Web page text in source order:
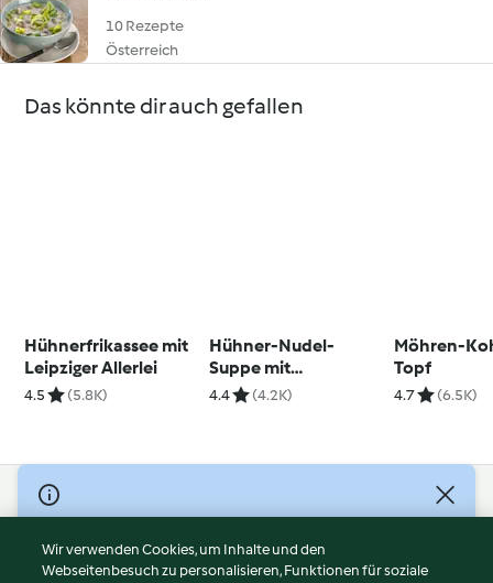
10 Rezepte
Österreich
Das könnte dir auch gefallen
Hühnerfrikassee mit
Leipziger Allerlei
4.5 (5.8K)
Hühner-Nudel-
Suppe mit
Käseklößchen
4.4 (4.2K)
Möhren-
Topf
4.7 (6.5K)
© Copyright 2026
Nutzungsbedingungen
Datenschutzrichtlinien
Wir verwenden Cookies, um Inhalte und den
Webseitenbesuch zu personalisieren, Funktionen für soziale